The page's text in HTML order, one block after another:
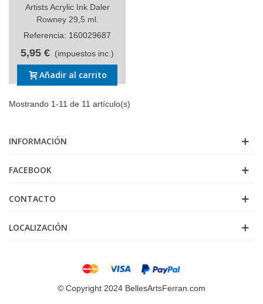
Artists Acrylic Ink Daler
Rowney 29,5 ml.
Referencia: 160029687
5,95 € (impuestos inc.)
Añadir al carrito
Mostrando 1-11 de 11 artículo(s)
INFORMACIÓN
FACEBOOK
CONTACTO
LOCALIZACIÓN
© Copyright 2024 BellesArtsFerran.com